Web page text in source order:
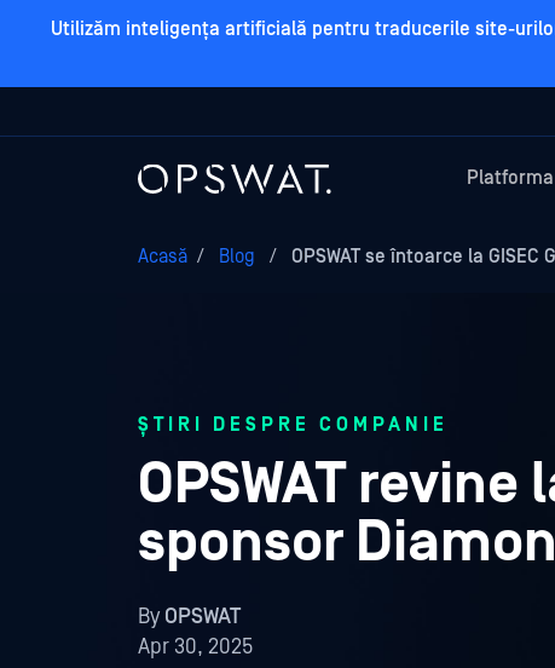
Utilizăm inteligența artificială pentru traducerile site-
Platforma
Acasă / Blog / OPSWAT se întoarce la
ȘTIRI DESPRE COMPANIE
OPSWAT revine
sponsor
ByOPSWAT
Apr 30, 2025